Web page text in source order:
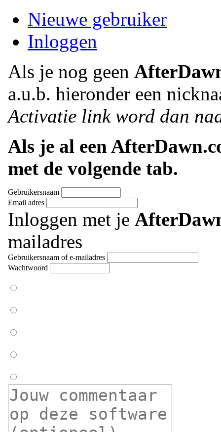
Nieuwe gebruiker
Inloggen
Als je nog geen
a.u.b. hieronder een
Activatie link word dan
Als je al een
met de volgende tab.
Gebruikersnaam
Email adres
Inloggen met je
mailadres
Gebruikersnaam of e-mailadres
Wachtwoord